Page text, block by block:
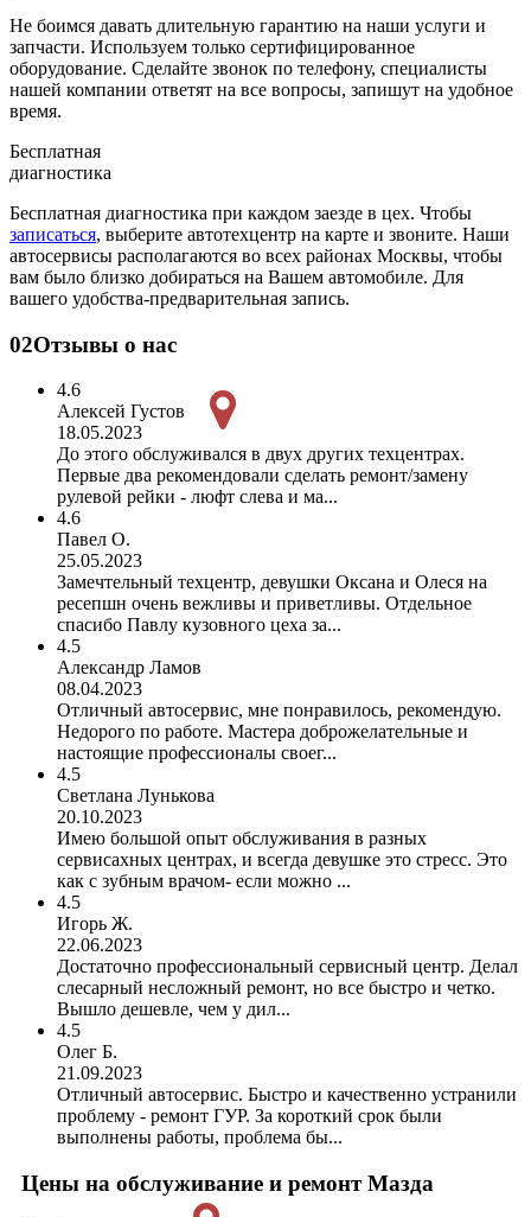
Не боимся давать длительную гарантию на наши услуги и
запчасти. Используем только сертифицированное
оборудование. Сделайте звонок по телефону, специалисты
нашей компании ответят на все вопросы, запишут на удобное
время.
Бесплатная
диагностика
Бесплатная диагностика при каждом заезде в цех. Чтобы
записаться, выберите автотехцентр на карте и звоните. Наши
автосервисы располагаются во всех районах Москвы, чтобы
вам было близко добираться на Вашем автомобиле. Для
вашего удобства-предварительная запись.
02Отзывы о нас
4.6
Алексей Густов
18.05.2023
До этого обслуживался в двух других техцентрах.
Первые два рекомендовали сделать ремонт/замену
рулевой рейки - люфт слева и ма...
4.6
Павел О.
25.05.2023
Замечтельный техцентр, девушки Оксана и Олеся на
ресепшн очень вежливы и приветливы. Отдельное
спасибо Павлу кузовного цеха за...
4.5
Александр Ламов
08.04.2023
Отличный автосервис, мне понравилось, рекомендую.
Недорого по работе. Мастера доброжелательные и
настоящие профессионалы своег...
4.5
Светлана Лунькова
20.10.2023
Имею большой опыт обслуживания в разных
сервисахных центрах, и всегда девушке это стресс. Это
как с зубным врачом- если можно ...
4.5
Игорь Ж.
22.06.2023
Достаточно профессиональный сервисный центр. Делал
слесарный несложный ремонт, но все быстро и четко.
Вышло дешевле, чем у дил...
4.5
Олег Б.
21.09.2023
Отличный автосервис. Быстро и качественно устранили
проблему - ремонт ГУР. За короткий срок были
выполнены работы, проблема бы...
Цены на обслуживание и ремонт Мазда